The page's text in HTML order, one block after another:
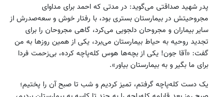
پدر شهید صداقتی می‌گوید: در مدتی که احمد برای مداوای
مجروحیتش در بیمارستان بستری بود، با رفتار خوش و سعه‌صدرش از
سایر بیماران و مجروحان دلجویی می‌کرد، گاهی مجروحان را برای
تجدید روحیه به حیاط بیمارستان می‌برد، یکی از همین روزها به من
گفت: «آقا جون! یکی از بچه‌ها هوس کله‌پاچه کرده، بی‌زحمت فردا
برای ما بگیر و به بیمارستان بیاور».
یک دست کله‌پاچه گرفتم، تمیز کردیم و شب تا صبح آن را پختیم؛